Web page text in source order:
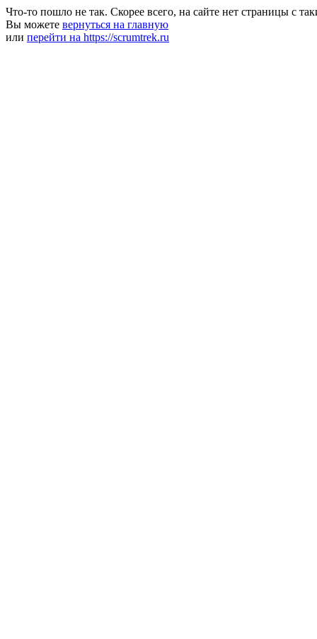
Что-то пошло не так. Скорее всего, на сайте нет страницы с
Вы можете вернуться на главную
или перейти на https://scrumtrek.ru